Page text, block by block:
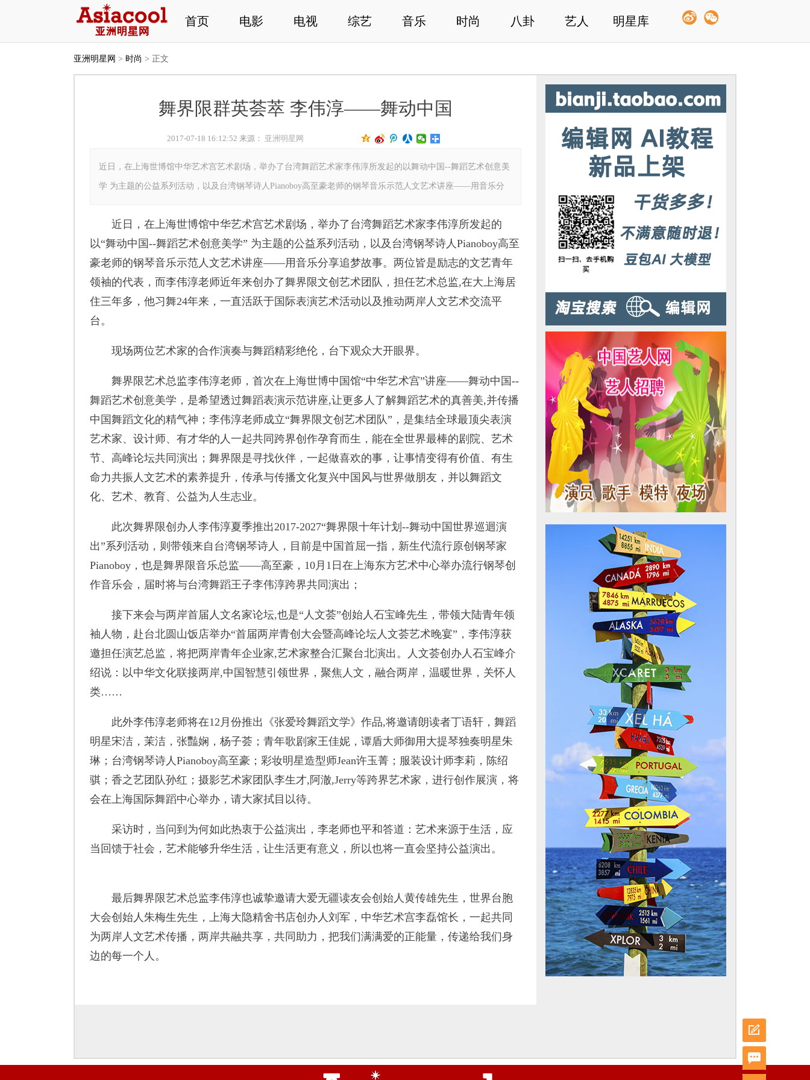
首页 电影 电视 综艺 音乐 时尚 八卦 艺人 明星库
亚洲明星网 > 时尚 > 正文
舞界限群英荟萃 李伟淳——舞动中国
2017-07-18 16:12:52 来源： 亚洲明星网
近日，在上海世博馆中华艺术宫艺术剧场，举办了台湾舞蹈艺术家李伟淳所发起的以舞动中国--舞蹈艺术创意美
学 为主题的公益系列活动，以及台湾钢琴诗人Pianoboy高至豪老师的钢琴音乐示范人文艺术讲座——用音乐分
近日，在上海世博馆中华艺术宫艺术剧场，举办了台湾舞蹈艺术家李伟淳所发起的
以“舞动中国--舞蹈艺术创意美学” 为主题的公益系列活动，以及台湾钢琴诗人Pianoboy高至
豪老师的钢琴音乐示范人文艺术讲座——用音乐分享追梦故事。两位皆是励志的文艺青年
领袖的代表，而李伟淳老师近年来创办了舞界限文创艺术团队，担任艺术总监,在大上海居
住三年多，他习舞24年来，一直活跃于国际表演艺术活动以及推动两岸人文艺术交流平
台。
现场两位艺术家的合作演奏与舞蹈精彩绝伦，台下观众大开眼界。
舞界限艺术总监李伟淳老师，首次在上海世博中国馆“中华艺术宫”讲座——舞动中国--
舞蹈艺术创意美学，是希望透过舞蹈表演示范讲座,让更多人了解舞蹈艺术的真善美,并传播
中国舞蹈文化的精气神；李伟淳老师成立“舞界限文创艺术团队”，是集结全球最顶尖表演
艺术家、设计师、有才华的人一起共同跨界创作孕育而生，能在全世界最棒的剧院、艺术
节、高峰论坛共同演出；舞界限是寻找伙伴，一起做喜欢的事，让事情变得有价值、有生
命力共振人文艺术的素养提升，传承与传播文化复兴中国风与世界做朋友，并以舞蹈文
化、艺术、教育、公益为人生志业。
此次舞界限创办人李伟淳夏季推出2017-2027“舞界限十年计划--舞动中国世界巡迴演
出”系列活动，则带领来自台湾钢琴诗人，目前是中国首屈一指，新生代流行原创钢琴家
Pianoboy，也是舞界限音乐总监——高至豪，10月1日在上海东方艺术中心举办流行钢琴创
作音乐会，届时将与台湾舞蹈王子李伟淳跨界共同演出；
接下来会与两岸首届人文名家论坛,也是“人文荟”创始人石宝峰先生，带领大陆青年领
袖人物，赴台北圆山饭店举办“首届两岸青创大会暨高峰论坛人文荟艺术晚宴”，李伟淳获
邀担任演艺总监，将把两岸青年企业家,艺术家整合汇聚台北演出。人文荟创办人石宝峰介
绍说：以中华文化联接两岸,中国智慧引领世界，聚焦人文，融合两岸，温暖世界，关怀人
类……
此外李伟淳老师将在12月份推出《张爱玲舞蹈文学》作品,将邀请朗读者丁语轩，舞蹈
明星宋洁，茉洁，张豔娴，杨子荟；青年歌剧家王佳妮，谭盾大师御用大提琴独奏明星朱
琳；台湾钢琴诗人Pianoboy高至豪；彩妆明星造型师Jean许玉菁；服装设计师李莉，陈绍
骐；香之艺团队孙红；摄影艺术家团队李生才,阿澈,Jerry等跨界艺术家，进行创作展演，将
会在上海国际舞蹈中心举办，请大家拭目以待。
采访时，当问到为何如此热衷于公益演出，李老师也平和答道：艺术来源于生活，应
当回馈于社会，艺术能够升华生活，让生活更有意义，所以也将一直会坚持公益演出。
最后舞界限艺术总监李伟淳也诚挚邀请大爱无疆读友会创始人黄传雄先生，世界台胞
大会创始人朱梅生先生，上海大隐精舍书店创办人刘军，中华艺术宫李磊馆长，一起共同
为两岸人文艺术传播，两岸共融共享，共同助力，把我们满满爱的正能量，传递给我们身
边的每一个人。